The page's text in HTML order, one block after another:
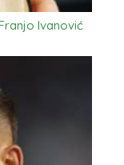
Ivanović